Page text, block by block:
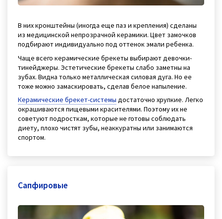
В них кронштейны (иногда еще паз и крепления) сделаны
из медицинской непрозрачной керамики. Цвет замочков
подбирают индивидуально под оттенок эмали ребенка.
Чаще всего керамические брекеты выбирают девочки-
тинейджеры. Эстетические брекеты слабо заметны на
зубах. Видна только металлическая силовая дуга. Но ее
тоже можно замаскировать, сделав белое напыление.
Керамические брекет-системы достаточно хрупкие. Легко
окрашиваются пищевыми красителями. Поэтому их не
советуют подросткам, которые не готовы соблюдать
диету, плохо чистят зубы, неаккуратны или занимаются
спортом.
Сапфировые